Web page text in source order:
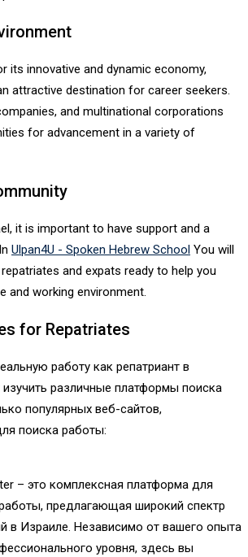
its innovative and dynamic economy,
attractive destination for career seekers.
and multinational corporations
for advancement in a variety of
it is important to have support and a
Ulpan4U - Spoken Hebrew School You will
and expats ready to help you
and working environment.
for Repatriates
работу как репатриант в
различные платформы поиска
популярных веб-сайтов,
поиска работы:
– это комплексная платформа для
предлагающая широкий спектр
в Израиле. Независимо от вашего опыта
уровня, здесь вы